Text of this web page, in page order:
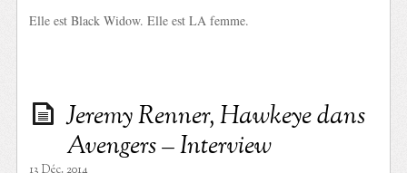
Elle est Black Widow. Elle est LA femme.
Jeremy Renner, Hawkeye dans
Avengers – Interview